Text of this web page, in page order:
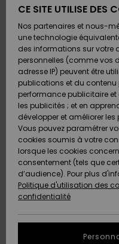
&
Surf
Snow
A
&
Surf
Snow
A
FEMME
A
Snow
SURF
Surf
Shop
Enfant
SNOW
Snow
Shop
Enfant
Snow
Shop
A
OUTLET
Enfant
Outlet
AIDE &
CONTACT
Retours
Carte
Cadeau
Quiksilver
des
tailles
MAGASINS
QUIKSILVER
CE SITE UTILISE DES
Nos partenaires et nous-
une technologie
des informations sur votre
personnelles (comme vos
adresse IP) peuvent être
publications et du contenu
performance publicitaire
les publicités ; et en
développer et améliorer
Vous pouvez paramétrer
cookies soumis à votre
lorsque les cookies
consentement (tels que
d’audience). Pour plus
Politique d'utilisation des
confidentialité